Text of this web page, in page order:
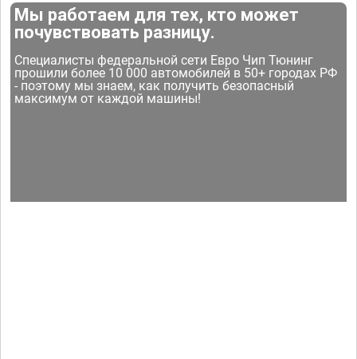
Мы работаем для тех, кто может
почувствовать разницу.
Специалисты федеральной сети Евро Чип Тюнинг
прошили более 10 000 автомобилей в 50+ городах РФ
- поэтому мы знаем, как получить безопасный
максимум от каждой машины!